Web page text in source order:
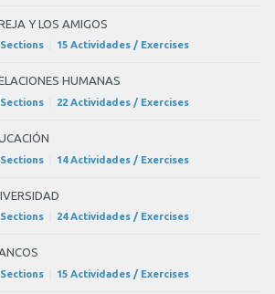
Y LOS AMIGOS
15 Actividades / Exercises
HUMANAS
22 Actividades / Exercises
14 Actividades / Exercises
24 Actividades / Exercises
15 Actividades / Exercises